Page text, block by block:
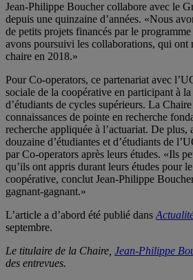
Jean-Philippe Boucher collabore avec le
depuis une quinzaine d’années. «Nous
de petits projets financés par le
avons poursuivi les collaborations, qui ont
chaire en 2018.»
Pour Co-operators, ce partenariat avec
sociale de la coopérative en participant à
d’étudiants de cycles supérieurs. La
connaissances de pointe en recherche
recherche appliquée à l’actuariat. De plus,
douzaine d’étudiantes et d’étudiants de
par Co-operators après leurs études. «Ils
qu’ils ont appris durant leurs études pour
coopérative, conclut Jean-Philippe
gagnant-gagnant.»
L’article a d’abord été publié dans
septembre.
Le titulaire de la Chaire, Jean-Philippe
des entrevues.